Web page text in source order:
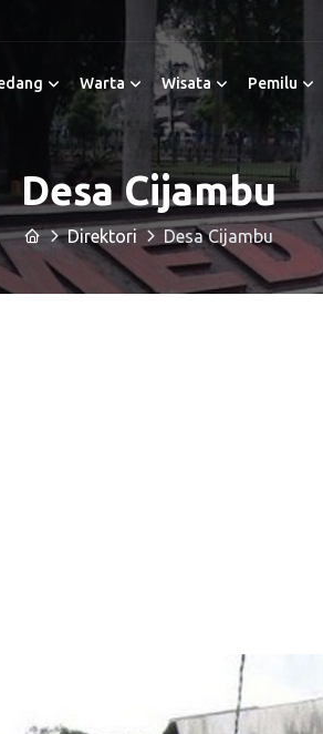
Warta Wisata Pemilu
Desa Cijambu
Direktori Desa Cijambu